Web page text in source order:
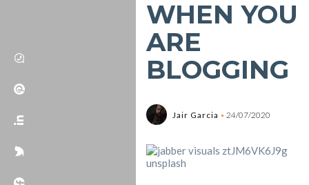
WHEN YOU
ARE
BLOGGING
Jair Garcia 24/07/2020